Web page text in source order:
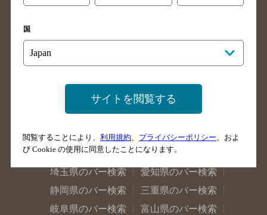
岩手県のバー検索
宮城県のバー検索
栃木県のバー検索
群馬県のバー検索
山梨県のバー検索
長野県のバー検索
新潟県のバー検索
東京都のバー検索
神奈川県のバー検索
千葉県のバー検索
埼玉県のバー検索
愛知県のバー検索
静岡県のバー検索
三重県のバー検索
岐阜県のバー検索
富山県のバー検索
国
サイトを閲覧する
閲覧することにより、 利用規約 プライバシーポリシー 、およ
び Cookie の使用に同意したことになります。